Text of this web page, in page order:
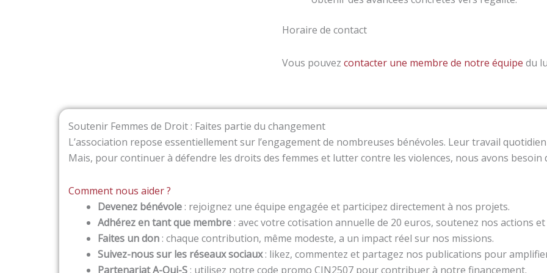
Horaire de contact
Vous pouvez contacter une membre de notre équipe du
Soutenir Femmes de Droit : Faites partie du changement
L’association repose essentiellement sur l’engagement de nombreuses bénévoles. Leur travail
Mais, pour continuer à défendre les droits des femmes et lutter contre les violences, nous avons besoin
Comment nous aider ?
Devenez bénévole : rejoignez une équipe engagée et participez directement à nos projets.
Adhérez en tant que membre : avec votre cotisation annuelle de 20 euros, soutenez nos actions
Faites un don : chaque contribution, même modeste, a un impact réel sur nos missions.
Suivez-nous sur les réseaux sociaux: likez, commentez et partagez nos publications pour
Partenariat A-Qui-S : utilisez notre code promo CIN2507 pour contribuer à notre financement.